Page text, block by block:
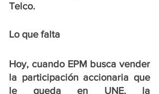
Telco.
Lo que falta
Hoy, cuando EPM busca vender
la participación accionaria que
le queda en UNE, la